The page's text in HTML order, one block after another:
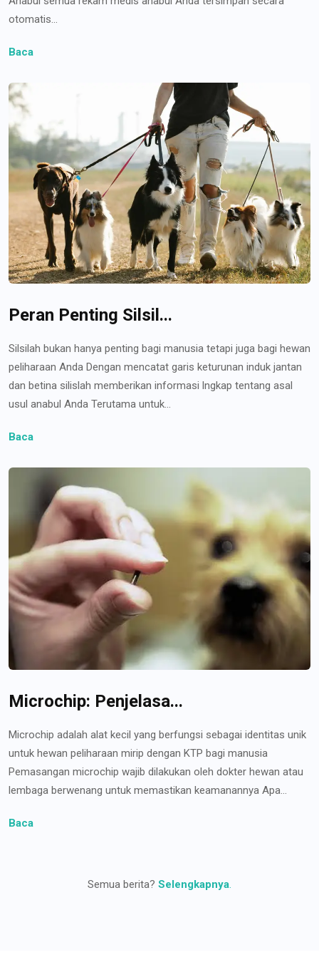
otomatis...
Baca
Peran Penting Silsil...
Silsilah bukan hanya penting bagi manusia tetapi juga bagi hewan
peliharaan Anda Dengan mencatat garis keturunan induk jantan
dan betina silislah memberikan informasi lngkap tentang asal
usul anabul Anda Terutama untuk...
Baca
Microchip: Penjelasa...
Microchip adalah alat kecil yang berfungsi sebagai identitas unik
untuk hewan peliharaan mirip dengan KTP bagi manusia
Pemasangan microchip wajib dilakukan oleh dokter hewan atau
lembaga berwenang untuk memastikan keamanannya Apa...
Baca
Semua berita? Selengkapnya